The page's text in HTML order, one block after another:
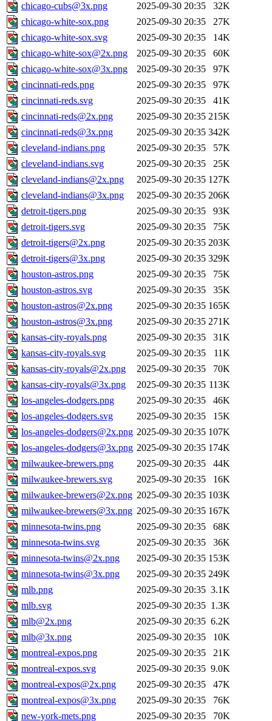
chicago-cubs@3x.png
2025-09-30 20:35
32K
chicago-white-sox.png
2025-09-30 20:35
27K
chicago-white-sox.svg
2025-09-30 20:35
14K
chicago-white-sox@2x.png
2025-09-30 20:35
60K
chicago-white-sox@3x.png
2025-09-30 20:35
97K
cincinnati-reds.png
2025-09-30 20:35
97K
cincinnati-reds.svg
2025-09-30 20:35
41K
cincinnati-reds@2x.png
2025-09-30 20:35 215K
cincinnati-reds@3x.png
2025-09-30 20:35 342K
cleveland-indians.png
2025-09-30 20:35
57K
cleveland-indians.svg
2025-09-30 20:35
25K
cleveland-indians@2x.png
2025-09-30 20:35 127K
cleveland-indians@3x.png
2025-09-30 20:35 206K
detroit-tigers.png
2025-09-30 20:35
93K
detroit-tigers.svg
2025-09-30 20:35
75K
detroit-tigers@2x.png
2025-09-30 20:35 203K
detroit-tigers@3x.png
2025-09-30 20:35 329K
houston-astros.png
2025-09-30 20:35
75K
houston-astros.svg
2025-09-30 20:35
35K
houston-astros@2x.png
2025-09-30 20:35 165K
houston-astros@3x.png
2025-09-30 20:35 271K
kansas-city-royals.png
2025-09-30 20:35
31K
kansas-city-royals.svg
2025-09-30 20:35
11K
kansas-city-royals@2x.png
2025-09-30 20:35
70K
kansas-city-royals@3x.png
2025-09-30 20:35 113K
los-angeles-dodgers.png
2025-09-30 20:35
46K
los-angeles-dodgers.svg
2025-09-30 20:35
15K
los-angeles-dodgers@2x.png 2025-09-30 20:35 107K
los-angeles-dodgers@3x.png 2025-09-30 20:35 174K
milwaukee-brewers.png
2025-09-30 20:35
44K
milwaukee-brewers.svg
2025-09-30 20:35
16K
milwaukee-brewers@2x.png 2025-09-30 20:35 103K
milwaukee-brewers@3x.png 2025-09-30 20:35 167K
minnesota-twins.png
2025-09-30 20:35
68K
minnesota-twins.svg
2025-09-30 20:35
36K
minnesota-twins@2x.png
2025-09-30 20:35 153K
minnesota-twins@3x.png
2025-09-30 20:35 249K
mlb.png
2025-09-30 20:35 3.1K
mlb.svg
2025-09-30 20:35 1.3K
mlb@2x.png
2025-09-30 20:35 6.2K
mlb@3x.png
2025-09-30 20:35
10K
montreal-expos.png
2025-09-30 20:35
21K
montreal-expos.svg
2025-09-30 20:35 9.0K
montreal-expos@2x.png
2025-09-30 20:35
47K
montreal-expos@3x.png
2025-09-30 20:35
76K
new-york-mets.png
2025-09-30 20:35
70K